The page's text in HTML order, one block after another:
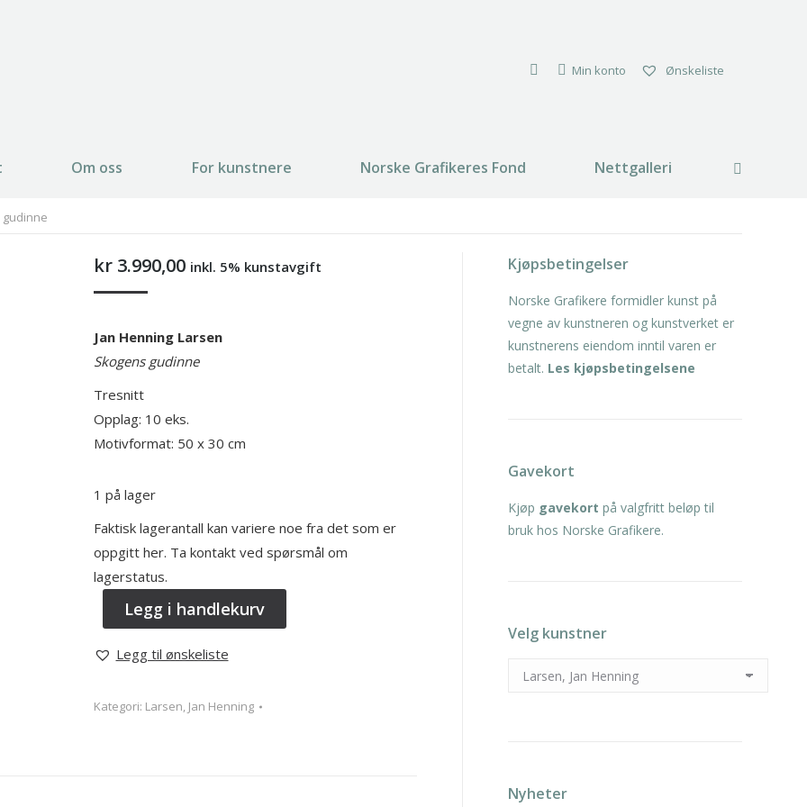
Min konto Ønskeliste
Om oss For kunstnere Norske Grafikeres Fond Nettgalleri Search:
gudinne
kr3.990,00 inkl. 5% kunstavgift
Jan Henning Larsen
Skogens gudinne
Tresnitt
Opplag: 10 eks.
Motivformat: 50 x 30 cm
1 på lager
Faktisk lagerantall kan variere noe fra det som er
oppgitt her. Ta kontakt ved spørsmål om
lagerstatus.
Legg i handlekurv
Legg til ønskeliste
Kategori: Larsen, Jan Henning
Kjøpsbetingelser
Norske Grafikere formidler kunst på
vegne av kunstneren og kunstverket er
kunstnerens eiendom inntil varen er
betalt. Les kjøpsbetingelsene
Gavekort
Kjøp gavekort på valgfritt beløp til
bruk hos Norske Grafikere.
Velg kunstner
Nyheter